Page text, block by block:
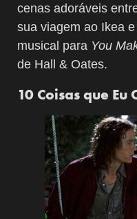
cenas adoráveis
sua viagem ao Ikea
musical para You
de Hall & Oates.
10 Coisas que Eu